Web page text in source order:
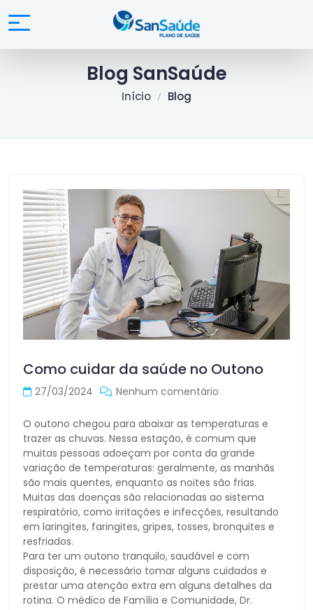
Blog SanSaúde
Início Blog
Como cuidar da saúde no Outono
27/03/2024 Nenhum comentário
O outono chegou para abaixar as temperaturas e
trazer as chuvas. Nessa estação, é comum que
muitas pessoas adoeçam por conta da grande
variação de temperaturas: geralmente, as manhãs
são mais quentes, enquanto as noites são frias.
Muitas das doenças são relacionadas ao sistema
respiratório, como irritações e infecções, resultando
em laringites, faringites, gripes, tosses, bronquites e
resfriados.
Para ter um outono tranquilo, saudável e com
disposição, é necessário tomar alguns cuidados e
prestar uma atenção extra em alguns detalhes da
rotina. O médico de Família e Comunidade, Dr.